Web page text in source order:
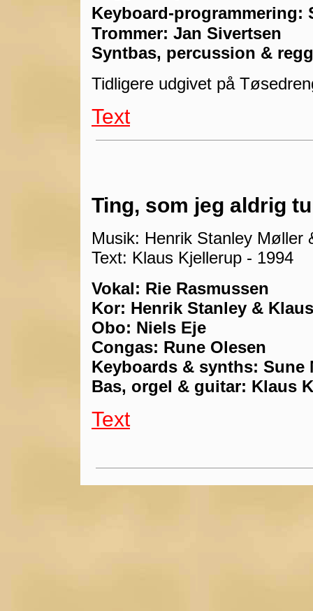
Keyboard-programmering:
Trommer: Jan Sivertsen
Syntbas, percussion &
Tidligere udgivet på
Text
Ting, som jeg aldrig
Musik: Henrik Stanley Møller
Text: Klaus Kjellerup - 1994
Vokal: Rie Rasmussen
Kor: Henrik Stanley &
Obo: Niels Eje
Congas: Rune Olesen
Keyboards & synths: Sune
Bas, orgel & guitar: Klaus
Text